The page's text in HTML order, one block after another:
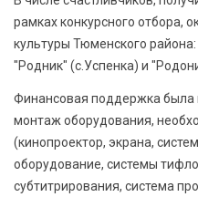
рамках конкурсного отбора,
культуры Тюменского
"Родник" (с.Успенка) и
Финансовая поддержка была
монтаж оборудования,
(кинопроектор, экрана,
оборудование, системы
субтитрирования, система